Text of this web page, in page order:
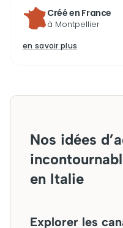
Créé en France
à Montpellier
en savoir plus
Nos idées
en Italie
Explorer les